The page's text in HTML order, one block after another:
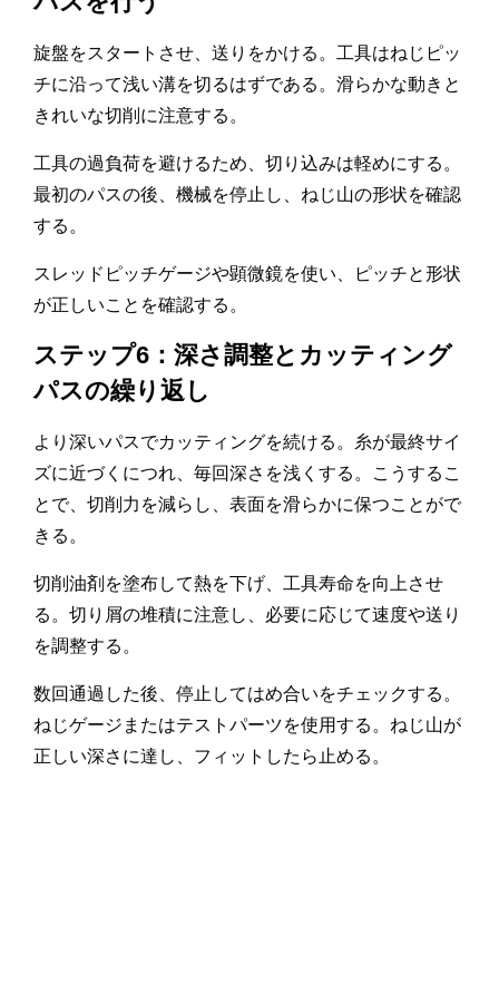
旋盤をスタートさせ、送りをかける。工具はねじピッ
チに沿って浅い溝を切るはずである。滑らかな動きと
きれいな切削に注意する。
工具の過負荷を避けるため、切り込みは軽めにする。
最初のパスの後、機械を停止し、ねじ山の形状を確認
する。
スレッドピッチゲージや顕微鏡を使い、ピッチと形状
が正しいことを確認する。
ステップ6：深さ調整とカッティング
パスの繰り返し
より深いパスでカッティングを続ける。糸が最終サイ
ズに近づくにつれ、毎回深さを浅くする。こうするこ
とで、切削力を減らし、表面を滑らかに保つことがで
きる。
切削油剤を塗布して熱を下げ、工具寿命を向上させ
る。切り屑の堆積に注意し、必要に応じて速度や送り
を調整する。
数回通過した後、停止してはめ合いをチェックする。
ねじゲージまたはテストパーツを使用する。ねじ山が
正しい深さに達し、フィットしたら止める。